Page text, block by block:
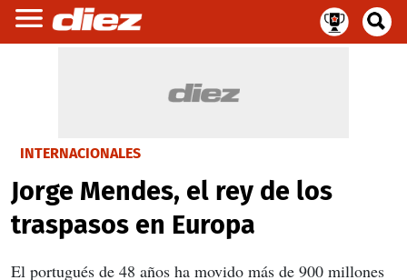
INTERNACIONALES
Jorge Mendes, el rey de los
traspasos en Europa
El portugués de 48 años ha movido más de 900 millones